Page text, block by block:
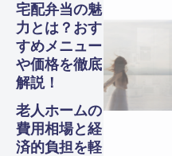
宅配弁当の魅
力とは？おす
すめメニュー
や価格を徹底
解説！
老人ホームの
費用相場と経
済的負担を軽
ガジ
ッ
スピ
チュ
ビジ
ス
ファ
ナン
グ
メ・
旅
Travel
美容
健S
ガジ
ッ
スピ
チュ
ビジ
ス
ファ
ナン
グ
メ・
旅
Travel
美容
健S
ガジ
ッ
スピ
チュ
ビジ
ス
ファ
ナン
グ
メ・
旅
Travel
美容
健S